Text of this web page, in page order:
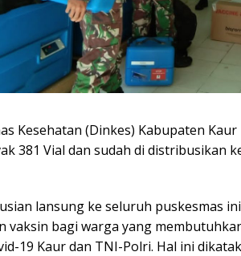
Kesehatan (Dinkes) Kabupaten
381 Vial dan sudah di distribusikan
lansung ke seluruh puskesmas
vaksin bagi warga yang
19 Kaur dan TNI-Polri. Hal ini